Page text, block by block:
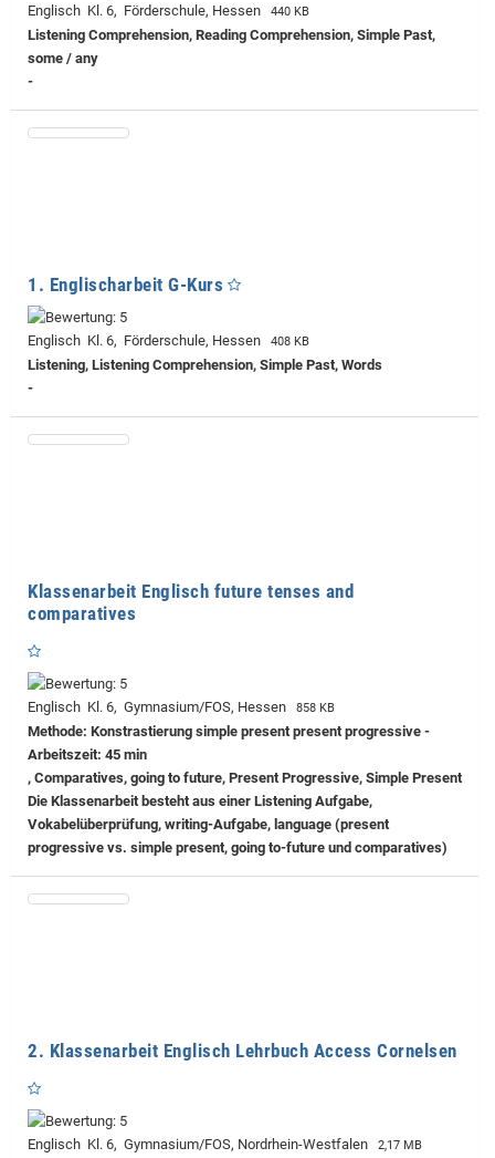
Englisch Kl. 6, Förderschule, Hessen 440 KB
Listening Comprehension, Reading Comprehension, Simple Past,
some / any
-
1. Englischarbeit G-Kurs
Englisch Kl. 6, Förderschule, Hessen 408 KB
Listening, Listening Comprehension, Simple Past, Words
-
Klassenarbeit Englisch future tenses and
comparatives
Englisch Kl. 6, Gymnasium/FOS, Hessen 858 KB
Methode: Konstrastierung simple present present progressive -
Arbeitszeit: 45 min
, Comparatives, going to future, Present Progressive, Simple Present
Die Klassenarbeit besteht aus einer Listening Aufgabe,
Vokabelüberprüfung, writing-Aufgabe, language (present
progressive vs. simple present, going to-future und comparatives)
2. Klassenarbeit Englisch Lehrbuch Access Cornelsen
Englisch Kl. 6, Gymnasium/FOS, Nordrhein-Westfalen 2,17 MB